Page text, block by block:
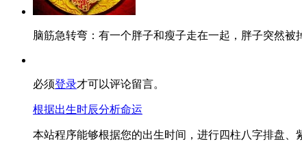
脑筋急转弯：有一个胖子和瘦子走在一起，胖子突然
必须登录才可以评论留言。
根据出生时辰分析命运
本站程序能够根据您的出生时间，进行四柱八字排盘、